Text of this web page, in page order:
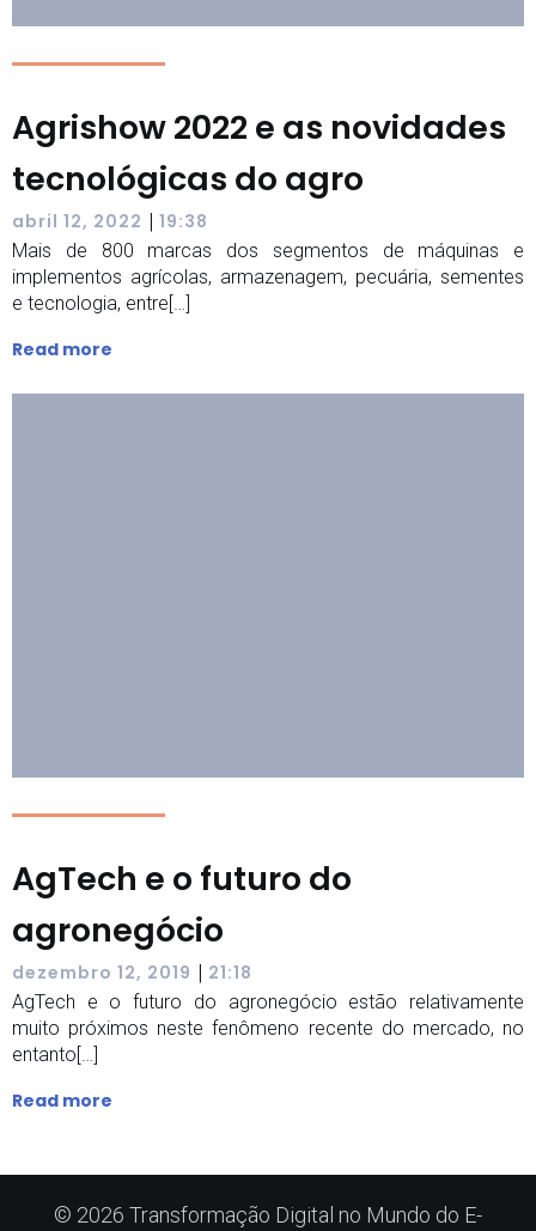
Agrishow 2022 e as novidades
tecnológicas do agro
abril 12, 2022 | 19:38
Mais de 800 marcas dos segmentos de máquinas e
implementos agrícolas, armazenagem, pecuária, sementes
e tecnologia, entre[…]
Read more
AgTech e o futuro do
agronegócio
dezembro 12, 2019 | 21:18
AgTech e o futuro do agronegócio estão relativamente
muito próximos neste fenômeno recente do mercado, no
entanto[…]
Read more
© 2026 Transformação Digital no Mundo do E-